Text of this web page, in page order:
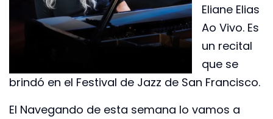
Eliane Elias
Ao Vivo. Es
un recital
que se
brindó en el Festival de Jazz de San Francisco.
El Navegando de esta semana lo vamos a